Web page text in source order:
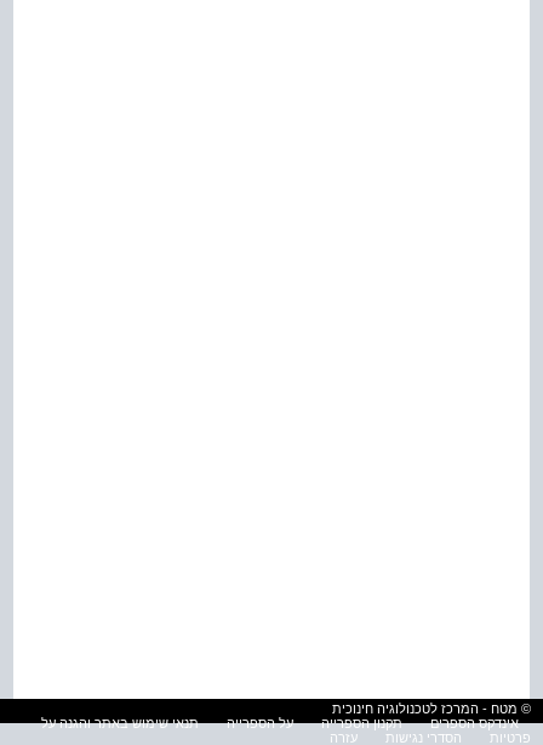
© מטח - המרכז לטכנולוגיה חינוכית
אינדקס הספרים
תקנון הספרייה על הספרייה
תנאי שימוש באתר והגנה על
פרטיות
הסדרי נגישות עזרה